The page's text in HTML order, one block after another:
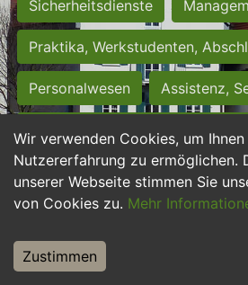
Wir verwenden Cookies, um
Nutzererfahrung zu ermöglichen.
unserer Webseite stimmen Sie
von Cookies zu. Mehr
Zustimmen
Sicherheitsdienste
Praktika, Werkstudenten,
Personalwesen Assistenz,
Hilfskräfte, Aushilfs- und
Einkauf, Logistik,
Weiterbildung, Studium, duale
Tourismus